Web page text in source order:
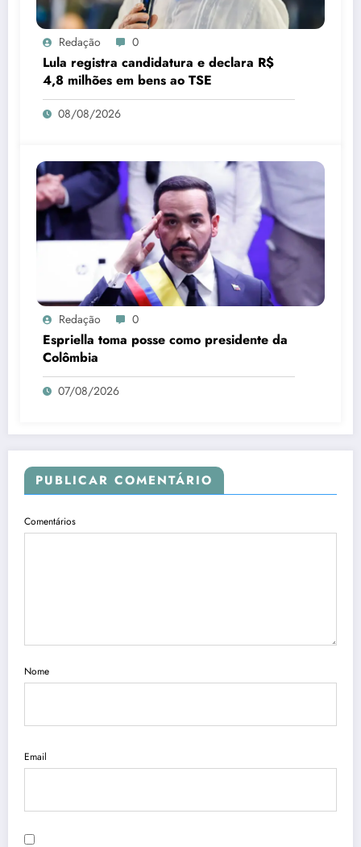
Redação 0
Lula registra candidatura e declara R$
4,8 milhões em bens ao TSE
08/08/2026
Redação 0
Espriella toma posse como presidente da
Colômbia
07/08/2026
PUBLICAR COMENTÁRIO
Comentários
Nome
Email